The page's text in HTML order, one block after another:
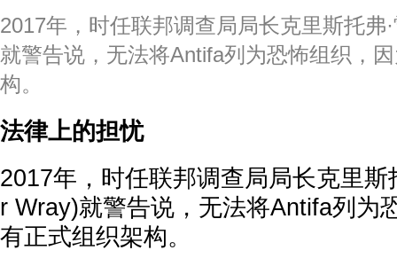
2017年，时任联邦调查局局长克里斯托弗
就警告说，无法将Antifa列为恐怖组织，
构。
法律上的担忧
2017年，时任联邦调查局局长克里斯
r Wray)就警告说，无法将Antifa列为
有正式组织架构。